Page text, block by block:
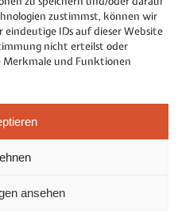
zustimmst, können wir
IDs auf dieser Website
nicht erteilst oder
und Funktionen
ansehen